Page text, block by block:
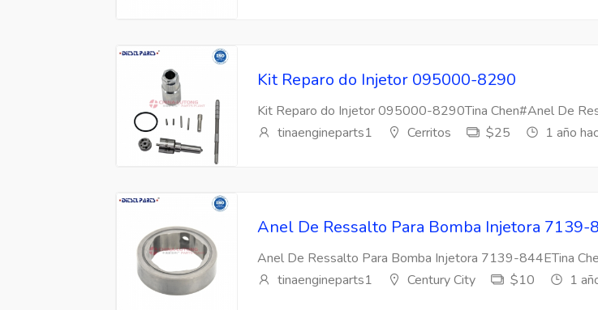
Kit Reparo do Injetor 095000-8290
Kit Reparo do Injetor 095000-8290Tina Chen#Anel De
tinaengineparts1
Cerritos $25 1 año
Anel De Ressalto Para Bomba Injetora 7139-
Anel De Ressalto Para Bomba Injetora 7139-844ETina
tinaengineparts1
Century City $10 1